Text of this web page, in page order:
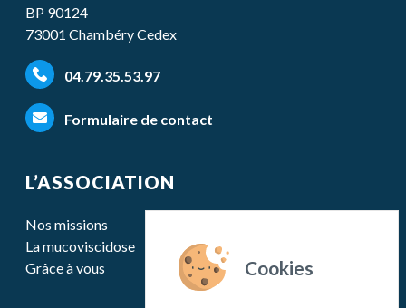
BP 90124
73001 Chambéry Cedex
04.79.35.53.97
Formulaire de contact
L’ASSOCIATION
Nos missions
La mucoviscidose
Grâce à vous